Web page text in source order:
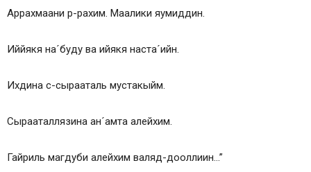
Аррахмаани р-рахим. Маалики яумиддин.
Иййякя на´бyдy ва ийякя наста´ийн.
Ихдина с-сырааталь мyстакыйм.
Сырааталлязина ан´амта алейхим.
Гайриль магдуби алейхим валяд-дооллиин…”